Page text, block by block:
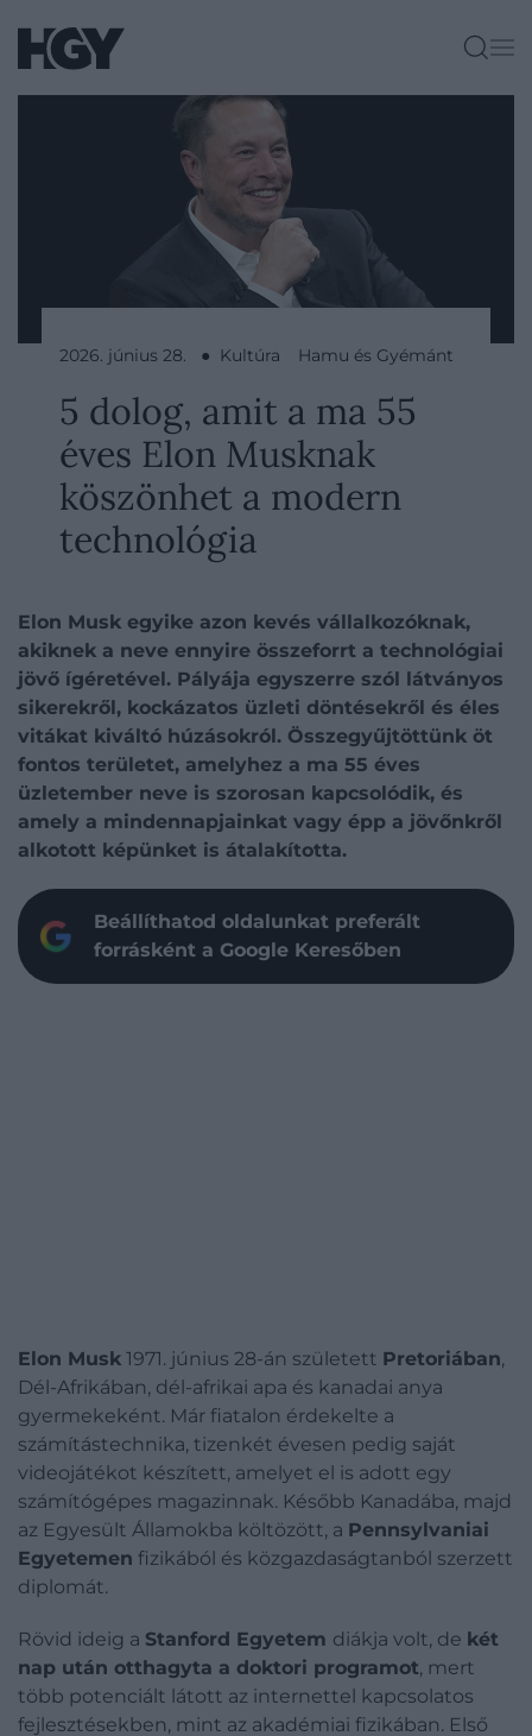
2026. június 28. ● Kultúra Hamu és Gyémánt
5 dolog, amit a ma 55
éves Elon Musknak
köszönhet a modern
technológia
Elon Musk egyike azon kevés vállalkozóknak,
akiknek a neve ennyire összeforrt a technológiai
jövő ígéretével. Pályája egyszerre szól látványos
sikerekről, kockázatos üzleti döntésekről és éles
vitákat kiváltó húzásokról. Összegyűjtöttünk öt
fontos területet, amelyhez a ma 55 éves
üzletember neve is szorosan kapcsolódik, és
amely a mindennapjainkat vagy épp a jövőnkről
alkotott képünket is átalakította.
Beállíthatod oldalunkat preferált
forrásként a Google Keresőben
Elon Musk 1971. június 28-án született Pretoriában,
Dél-Afrikában, dél-afrikai apa és kanadai anya
gyermekeként. Már fiatalon érdekelte a
számítástechnika, tizenkét évesen pedig saját
videojátékot készített, amelyet el is adott egy
számítógépes magazinnak. Később Kanadába, majd
az Egyesült Államokba költözött, a Pennsylvaniai
Egyetemen fizikából és közgazdaságtanból szerzett
diplomát.
Rövid ideig a Stanford Egyetem diákja volt, de két
nap után otthagyta a doktori programot, mert
több potenciált látott az internettel kapcsolatos
fejlesztésekben, mint az akadémiai fizikában. Első